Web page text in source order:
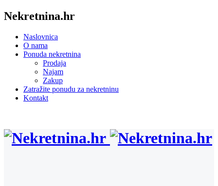
Nekretnina.hr
Naslovnica
O nama
Ponuda nekretnina
Prodaja
Najam
Zakup
Zatražite ponudu za nekretninu
Kontakt